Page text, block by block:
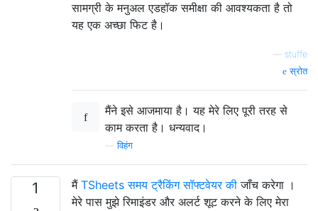
सामग्री के मनुअल एडहॉक समीक्षा की आवश्यकता है तो
यह एक अच्छा फिट है।
stuffe
स्रोत
मैंने इसे आजमाया है। यह मेरे लिए पूरी तरह से
काम करता है। धन्यवाद।
—विहंग
1 मैं TSheets समय ट्रैकिंग सॉफ्टवेयर की जाँच करेगा ।
मेरे पास मुझे रिमाइंडर और अलर्ट शूट करने के लिए मेरा